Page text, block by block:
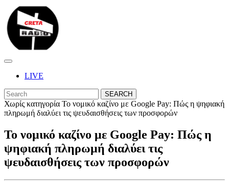
Skip
to
content
Skip
content
Open
ButtonLIVE
CLOSE
BUTTON
Search
for:
Χωρίς κατηγορία Το νομικό καζίνο με Google Pay: Πώς η ψηφιακή
πληρωμή διαλύει τις ψευδαισθήσεις των προσφορών
Το νομικό καζίνο με Google Pay: Πώς η
ψηφιακή πληρωμή διαλύει τις
ψευδαισθήσεις των προσφορών